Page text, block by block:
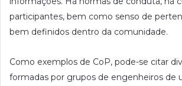
participantes, bem como senso de
bem definidos dentro da comunidade.
Como exemplos de CoP, pode-se citar
formadas por grupos de engenheiros de